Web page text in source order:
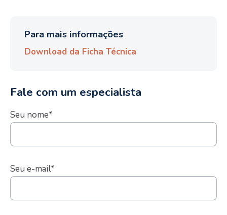
Para mais informações
Download da Ficha Técnica
Fale com um especialista
Seu nome*
Seu e-mail*